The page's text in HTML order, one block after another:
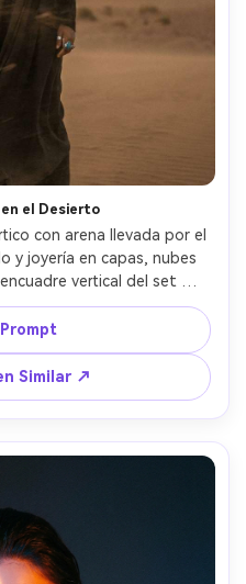
el Desierto
con arena llevada por el
y joyería en capas, nubes
vertical del set
tomada con emulación de
85mm, sujeto nítido con
fotograma fotorrealista de
moda --ar 4:5
Similar ↗